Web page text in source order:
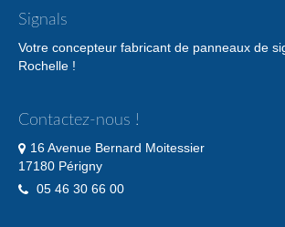
Signals
Votre concepteur fabricant de panneaux de
Rochelle !
Contactez-nous !
16 Avenue Bernard Moitessier
17180 Périgny
05 46 30 66 00